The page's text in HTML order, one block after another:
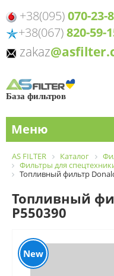
+38(095)070-23-
+38(067)820-59-
zakaz
База фильтров
Меню
AS FILTER Каталог
Фильтры для
Топливный фильтр
Топливный
P550390
New